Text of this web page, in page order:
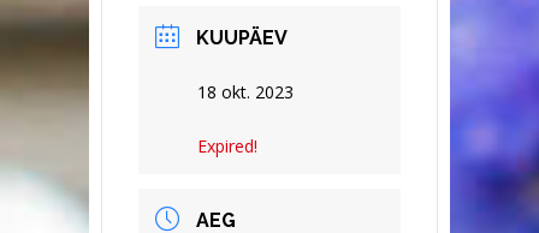
KUUPÄEV
18 okt. 2023
Expired!
AEG